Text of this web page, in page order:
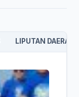
LIPUTAN DAERAH